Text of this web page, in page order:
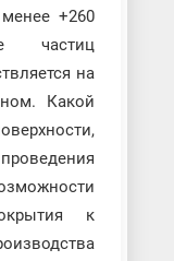
+260
частиц
на
Какой
к